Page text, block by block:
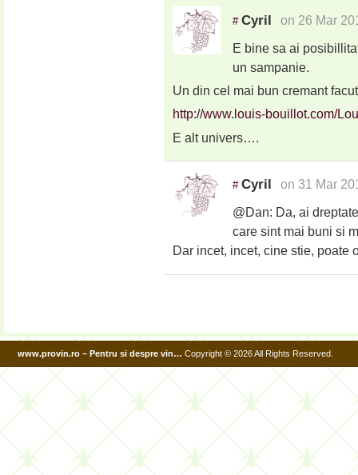
# Cyril on 26 Mar
E bine sa ai
un sampanie.
Un din cel mai bun cremant
http://www.louis-bouillot.com/
E alt univers….
# Cyril on 31 Mar
@Dan: Da, ai
care sint mai buni si
Dar incet, incet, cine stie,
www.provin.ro – Pentru si despre vin… Copyright © 2026 All Rights Reserved.